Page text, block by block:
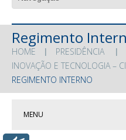
Regimento
HOME PRESIDÊNCIA
INOVAÇÃO E TECNOLOGIA –
REGIMENTO INTERNO
MENU